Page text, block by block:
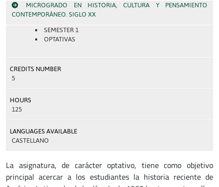
MICROGRADO EN HISTORIA, CULTURA Y PENSAMIENTO
CONTEMPORÁNEO. SIGLO XX
SEMESTER 1
OPTATIVAS
CREDITS NUMBER
5
HOURS
125
LANGUAGES AVAILABLE
CASTELLANO
La asignatura, de carácter optativo, tiene como objetivo
principal acercar a los estudiantes la historia reciente de